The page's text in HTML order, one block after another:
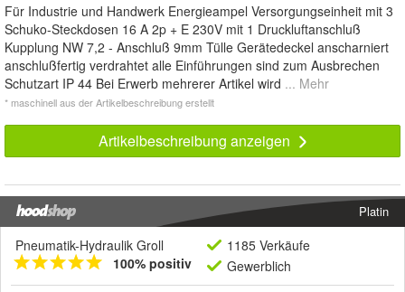
Für Industrie und Handwerk Energieampel Versorgungseinheit mit 3
Schuko-Steckdosen 16 A 2p + E 230V mit 1 Druckluftanschluß
Kupplung NW 7,2 - Anschluß 9mm Tülle Gerätedeckel anscharniert
anschlußfertig verdrahtet alle Einführungen sind zum Ausbrechen
Schutzart IP 44 Bei Erwerb mehrerer Artikel wird ... Mehr
* maschinell aus der Artikelbeschreibung erstellt
Artikelbeschreibung anzeigen
Platin
Pneumatik-Hydraulik Groll
100% positiv
1185 Verkäufe
Gewerblich